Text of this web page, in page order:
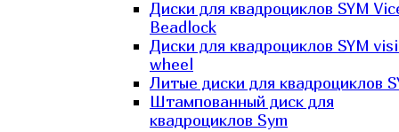
Диски для квадроциклов SYM
Beadlock
Диски для квадроциклов SYM
wheel
Литые диски для квадроциклов
Штампованный диск для
квадроциклов Sym